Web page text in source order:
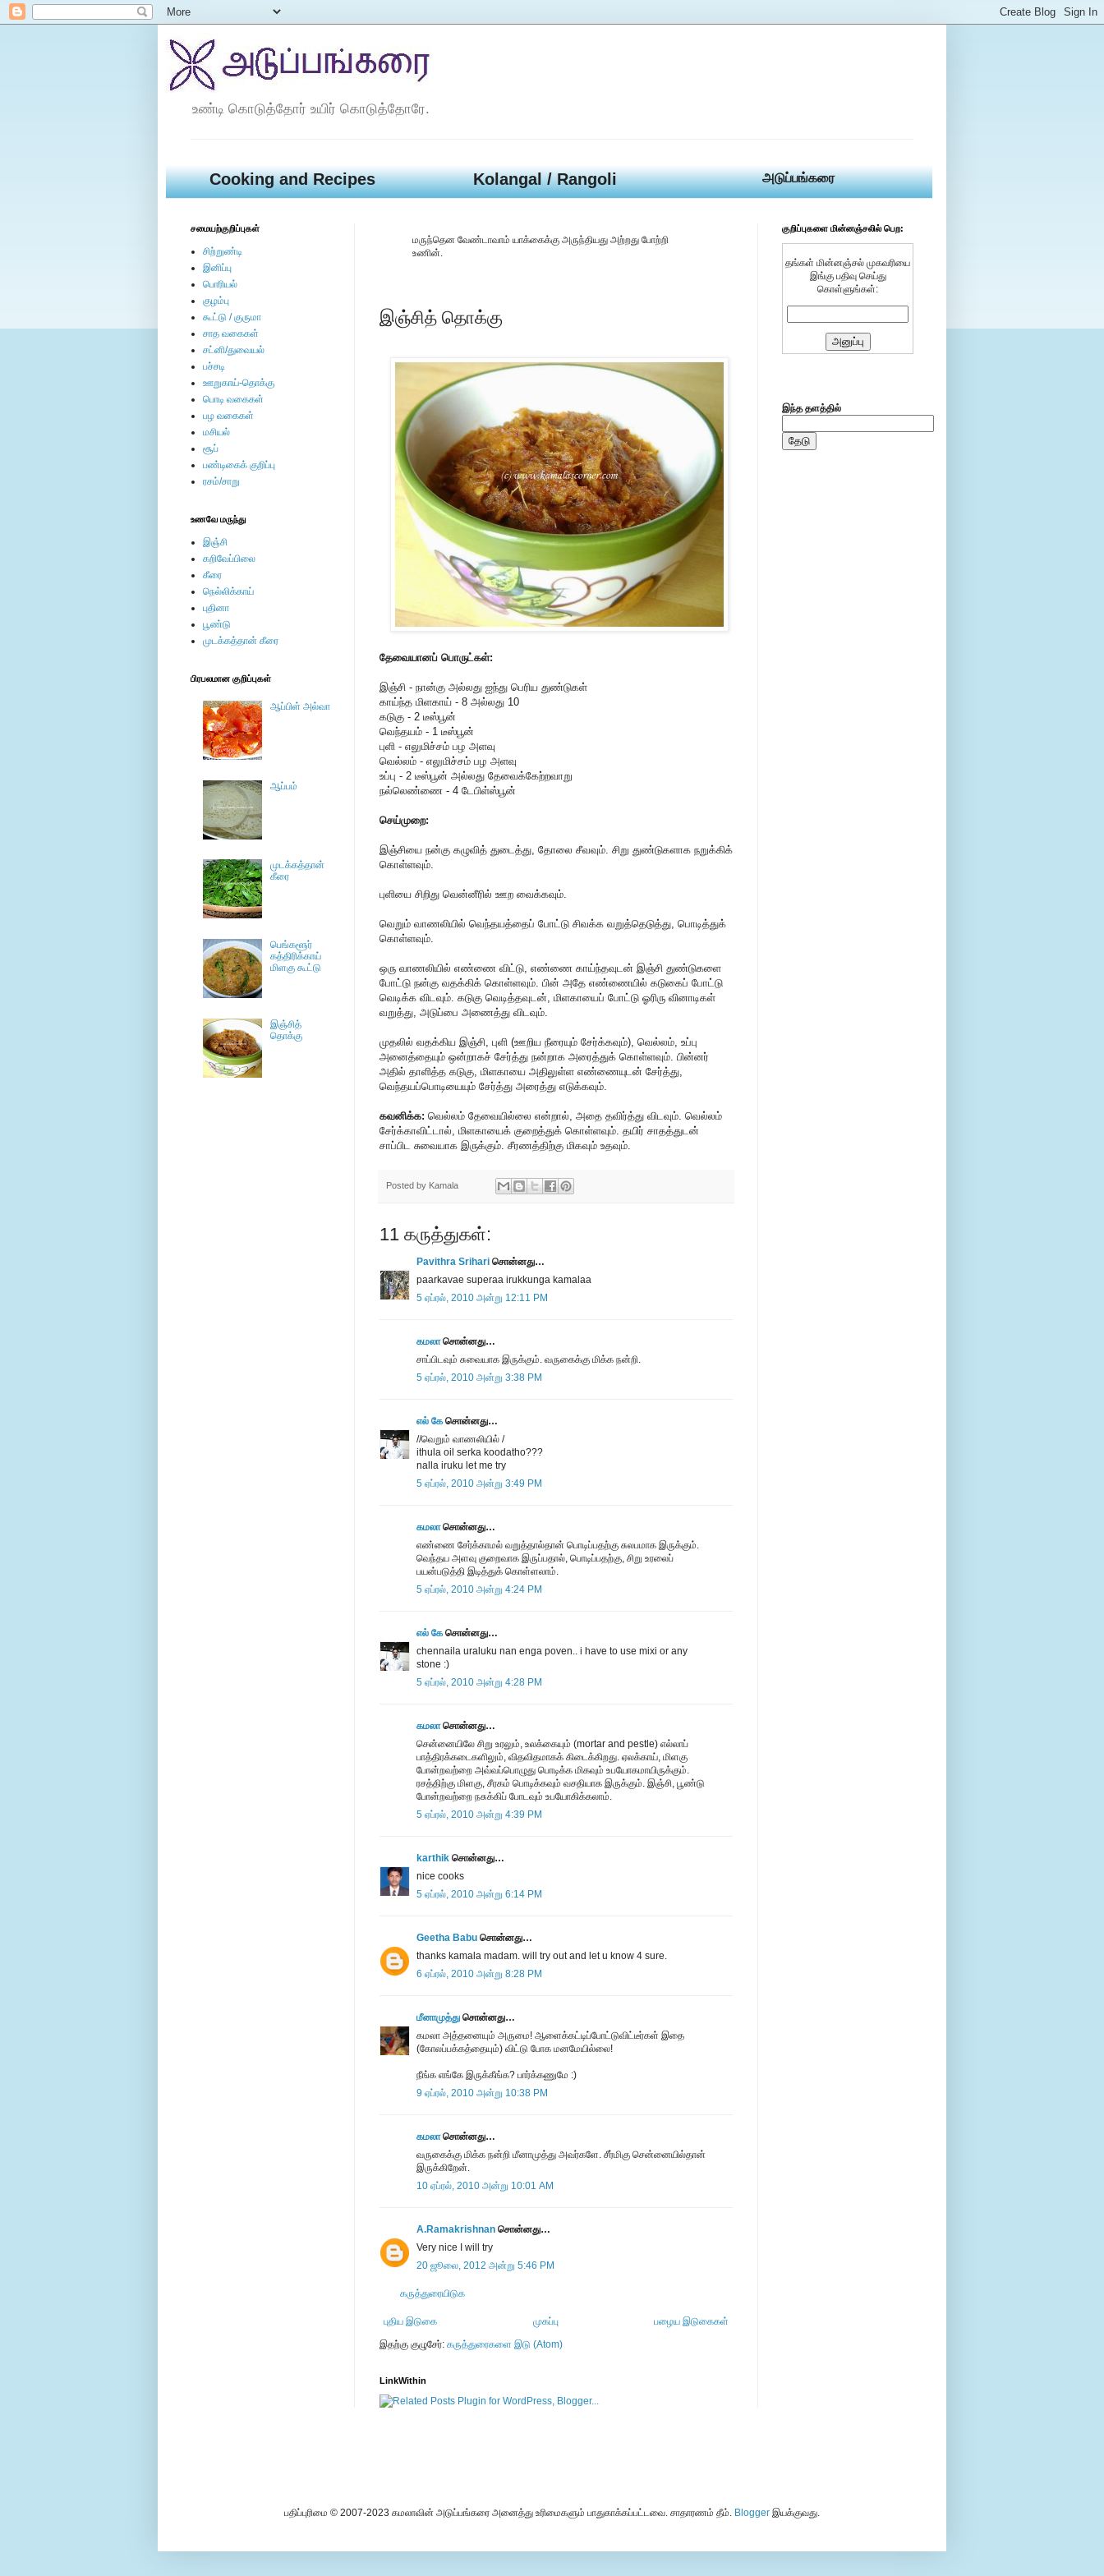
உண்டி கொடுத்தோர் உயிர் கொடுத்தோரே.
Cooking and Recipes Kolangal / Rangoli அடுப்பங்கரை
மருந்தென வேண்டாவாம் யாக்கைக்கு அருந்தியது அற்றது போற்றி
உணின்.
இஞ்சித் தொக்கு
தேவையானப் பொருட்கள்:
இஞ்சி - நான்கு அல்லது ஐந்து பெரிய துண்டுகள்
காய்ந்த மிளகாய் - 8 அல்லது 10
கடுகு - 2 டீஸ்பூன்
வெந்தயம் - 1 டீஸ்பூன்
புளி - எலுமிச்சம் பழ அளவு
வெல்லம் - எலுமிச்சம் பழ அளவு
உப்பு - 2 டீஸ்பூன் அல்லது தேவைக்கேற்றவாறு
நல்லெண்ணை - 4 டேபிள்ஸ்பூன்
செய்முறை:
இஞ்சியை நன்கு கழுவித் துடைத்து, தோலை சீவவும். சிறு துண்டுகளாக நறுக்கிக்
கொள்ளவும்.
புளியை சிறிது வென்னீரில் ஊற வைக்கவும்.
வெறும் வாணலியில் வெந்தயத்தைப் போட்டு சிவக்க வறுத்தெடுத்து, பொடித்துக்
கொள்ளவும்.
ஒரு வாணலியில் எண்ணை விட்டு, எண்ணை காய்ந்தவுடன் இஞ்சி துண்டுகளை
போட்டு நன்கு வதக்கிக் கொள்ளவும். பின் அதே எண்ணையில் கடுகைப் போட்டு
வெடிக்க விடவும். கடுகு வெடித்தவுடன், மிளகாயைப் போட்டு ஓரிரு வினாடிகள்
வறுத்து, அடுப்பை அணைத்து விடவும்.
முதலில் வதக்கிய இஞ்சி, புளி (ஊறிய நீரையும் சேர்க்கவும்), வெல்லம், உப்பு
அனைத்தையும் ஒன்றாகச் சேர்த்து நன்றாக அரைத்துக் கொள்ளவும். பின்னர்
அதில் தாளித்த கடுகு, மிளகாயை அதிலுள்ள எண்ணையுடன் சேர்த்து,
வெந்தயப்பொடியையும் சேர்த்து அரைத்து எடுக்கவும்.
கவனிக்க: வெல்லம் தேவையில்லை என்றால், அதை தவிர்த்து விடவும். வெல்லம்
சேர்க்காவிட்டால், மிளகாயைக் குறைத்துக் கொள்ளவும். தயிர் சாதத்துடன்
சாப்பிட சுவையாக இருக்கும். சீரணத்திற்கு மிகவும் உதவும்.
Posted by Kamala
11 கருத்துகள்:
Pavithra Srihari சொன்னது…
paarkavae superaa irukkunga kamalaa
5 ஏப்ரல், 2010 அன்று 12:11 PM
கமலாசொன்னது…
சாப்பிடவும் சுவையாக இருக்கும். வருகைக்கு மிக்க நன்றி.
5 ஏப்ரல், 2010 அன்று 3:38 PM
எல் கே சொன்னது…
//வெறும் வாணலியில் /
ithula oil serka koodatho???
nalla iruku let me try
5 ஏப்ரல், 2010 அன்று 3:49 PM
கமலாசொன்னது…
எண்ணை சேர்க்காமல் வறுத்தால்தான் பொடிப்பதற்கு சுலபமாக இருக்கும்.
வெந்தய அளவு குறைவாக இருப்பதால், பொடிப்பதற்கு, சிறு உரலைப்
பயன்படுத்தி இடித்துக் கொள்ளலாம்.
5 ஏப்ரல், 2010 அன்று 4:24 PM
எல் கே சொன்னது…
chennaila uraluku nan enga poven.. i have to use mixi or any
stone :)
5 ஏப்ரல், 2010 அன்று 4:28 PM
கமலாசொன்னது…
சென்னையிலே சிறு உரலும், உலக்கையும் (mortar and pestle) எல்லாப்
பாத்திரக்கடைகளிலும், விதவிதமாகக் கிடைக்கிறது. ஏலக்காய், மிளகு
போன்றவற்றை அவ்வப்பொழுது பொடிக்க மிகவும் உபயோகமாயிருக்கும்.
ரசத்திற்கு மிளகு, சீரகம் பொடிக்கவும் வசதியாக இருக்கும். இஞ்சி, பூண்டு
போன்றவற்றை நசுக்கிப் போடவும் உபயோகிக்கலாம்.
5 ஏப்ரல், 2010 அன்று 4:39 PM
karthik சொன்னது…
nice cooks
5 ஏப்ரல், 2010 அன்று 6:14 PM
Geetha Babu சொன்னது…
thanks kamala madam. will try out and let u know 4 sure.
6 ஏப்ரல், 2010 அன்று 8:28 PM
மீனாமுத்து சொன்னது…
கமலா அத்தனையும் அருமை! ஆளைக்கட்டிப்போட்டுவிட்டீர்கள் இதை
(கோலப்பக்கத்தையும்) விட்டு போக மனமேயில்லை!
நீங்க எங்கே இருக்கீங்க? பார்க்கணுமே :)
9 ஏப்ரல், 2010 அன்று 10:38 PM
கமலாசொன்னது…
வருகைக்கு மிக்க நன்றி மீனாமுத்து அவர்களே. சீர்மிகு சென்னையில்தான்
இருக்கிறேன்.
10 ஏப்ரல், 2010 அன்று 10:01 AM
A.Ramakrishnan சொன்னது…
Very nice I will try
20 ஜூலை, 2012 அன்று 5:46 PM
கருத்துரையிடுக
புதிய இடுகை பழைய இடுகைகள்
முகப்பு
இதற்கு குழுசேர்: கருத்துரைகளை இடு (Atom)
LinkWithin
சமையற்குறிப்புகள்
சிற்றுண்டி
இனிப்பு
பொரியல்
குழம்பு
கூட்டு / குருமா
சாத வகைகள்
சட்னி/துவையல்
பச்சடி
ஊறுகாய்-தொக்கு
பொடி வகைகள்
பழ வகைகள்
மசியல்
சூப்
பண்டிகைக் குறிப்பு
ரசம்/சாறு
உணவே மருந்து
இஞ்சி
கறிவேப்பிலை
கீரை
நெல்லிக்காய்
புதினா
பூண்டு
முடக்கத்தான் கீரை
பிரபலமான குறிப்புகள்
ஆப்பிள் அல்வா
ஆப்பம்
முடக்கத்தான்
கீரை
பெங்களூர்
கத்திரிக்காய்
மிளகு கூட்டு
இஞ்சித்
தொக்கு
குறிப்புகளை மின்னஞ்சலில் பெற:
தங்கள் மின்னஞ்சல் முகவரியை
இங்கு பதிவு செய்து
கொள்ளுங்கள்:
இந்த தளத்தில்
பதிப்புரிமை © 2007-2023 கமலாவின் அடுப்பங்கரை அனைத்து உரிமைகளும் பாதுகாக்கப்பட்டவை. சாதாரணம் தீம். Blogger இயக்குவது.